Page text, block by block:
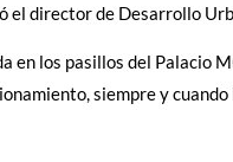
el director de Desarrollo
en los pasillos del Palacio
siempre y